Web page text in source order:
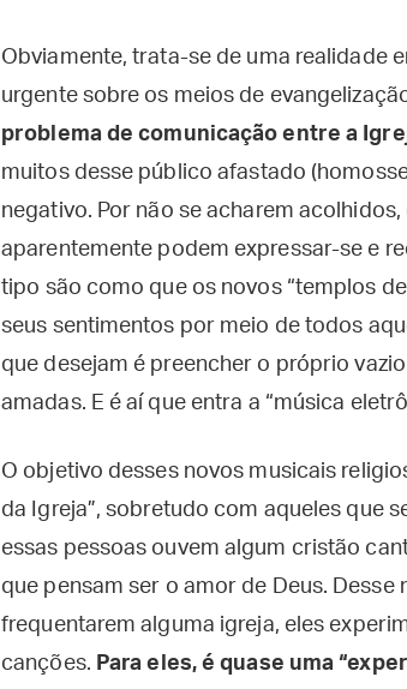
Obviamente, trata-se de uma realidade
urgente sobre os meios de
problema de comunicação entre a
muitos desse público afastado
negativo. Por não se acharem
aparentemente podem expressar-se e
tipo são como que os novos “templos
seus sentimentos por meio de todos
que desejam é preencher o próprio
amadas. E é aí que entra a “música
O objetivo desses novos musicais
da Igreja”, sobretudo com aqueles que
essas pessoas ouvem algum cristão
que pensam ser o amor de Deus.
frequentarem alguma igreja, eles
canções. Para eles, é quase uma